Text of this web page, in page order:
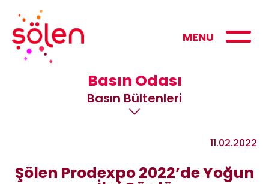
MENU
Basın Odası
Basın Bültenleri
11.02.2022
Şölen Prodexpo 2022’de Yoğun